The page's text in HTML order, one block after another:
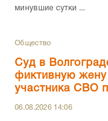
минувшие сутки ...
Общество
Суд в
фиктивную жену
участника СВО
06.08.2026 14:06